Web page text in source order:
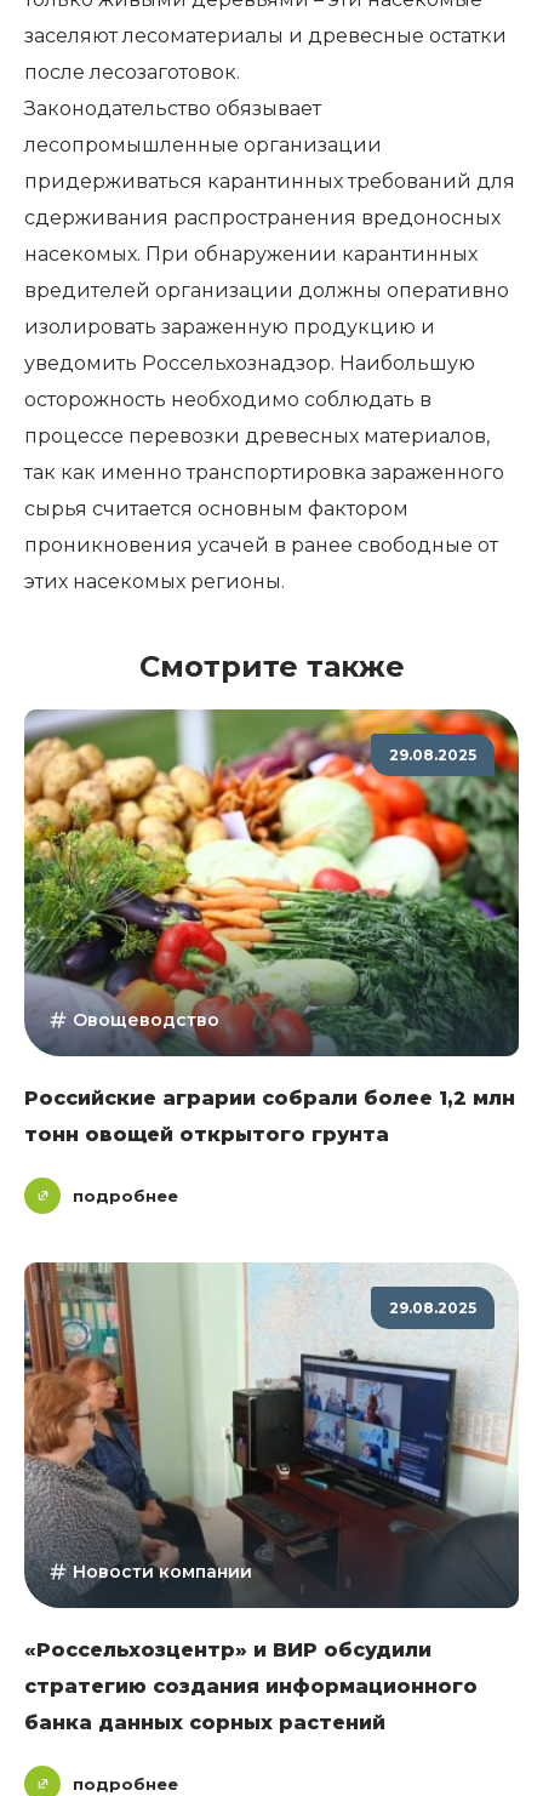
заселяют лесоматериалы и древесные остатки
после лесозаготовок.
Законодательство обязывает
лесопромышленные организации
придерживаться карантинных требований для
сдерживания распространения вредоносных
насекомых. При обнаружении карантинных
вредителей организации должны оперативно
изолировать зараженную продукцию и
уведомить Россельхознадзор. Наибольшую
осторожность необходимо соблюдать в
процессе перевозки древесных материалов,
так как именно транспортировка зараженного
сырья считается основным фактором
проникновения усачей в ранее свободные от
этих насекомых регионы.
Смотрите также
29.08.2025
Овощеводство
Российские аграрии собрали более 1,2 млн
тонн овощей открытого грунта
подробнее
29.08.2025
Новости компании
«Россельхозцентр» и ВИР обсудили
стратегию создания информационного
банка данных сорных растений
подробнее